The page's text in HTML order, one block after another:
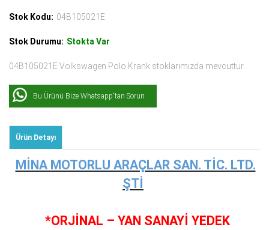
Stok Kodu: 04B105021E
Stok Durumu: Stokta Var
04B105021E Volkswagen Polo Krank stoklarımızda mevcuttur.
Bu Ürünü Bize Whatsapp'tan Sorun
Ürün Detayı
MİNA MOTORLU ARAÇLAR SAN. TİC. LTD.
ŞTİ
*ORJİNAL – YAN SANAYİ YEDEK